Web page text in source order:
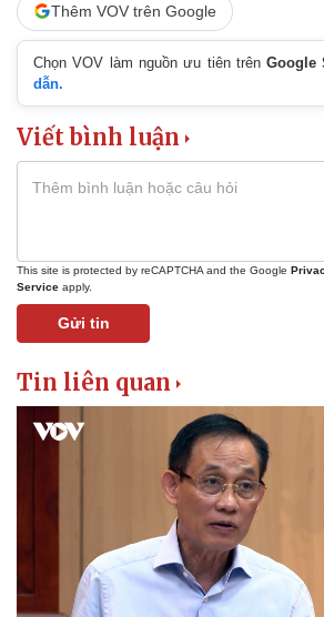
Kinh tế
Khởi nghiệp
Tiêu
Thêm VOV trên Google
Chọn VOV làm nguồn ưu tiên trênGoogle
dẫn.
Viết bình luận
This site is protected by reCAPTCHA and the Google
Service apply.
Gửi tin
Tin liên quan